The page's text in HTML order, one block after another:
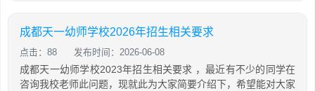
成都天一幼师学校2026年招生相关要求
点击：88 发布时间：2026-06-08
成都天一幼师学校2023年招生相关要求 ，最近有不少的同学在
咨询我校老师此问题，现就此为大家简要介绍下，希望能对大家